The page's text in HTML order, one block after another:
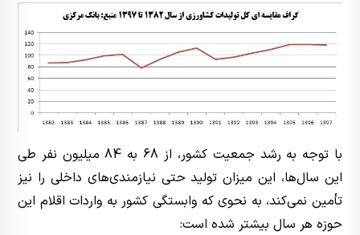
با توجه به رشد جمعیت کشور، از 68 به 84 میلیون نفر طی
این سال‌ها، این میزان تولید حتی نیازمندی‌های داخلی را نیز
تأمین نمی‌کند، به نحوی که وابستگی کشور به واردات اقلام این
حوزه هر سال بیشتر شده است: